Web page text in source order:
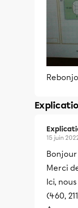
15 juin
Bonjour
Merci
Ici,
(460,